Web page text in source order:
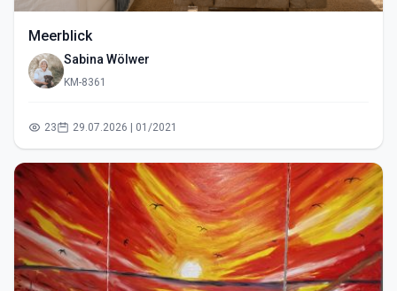
Meerblick
Sabina Wölwer
KM-8361
23 29.07.2026 | 01/2021